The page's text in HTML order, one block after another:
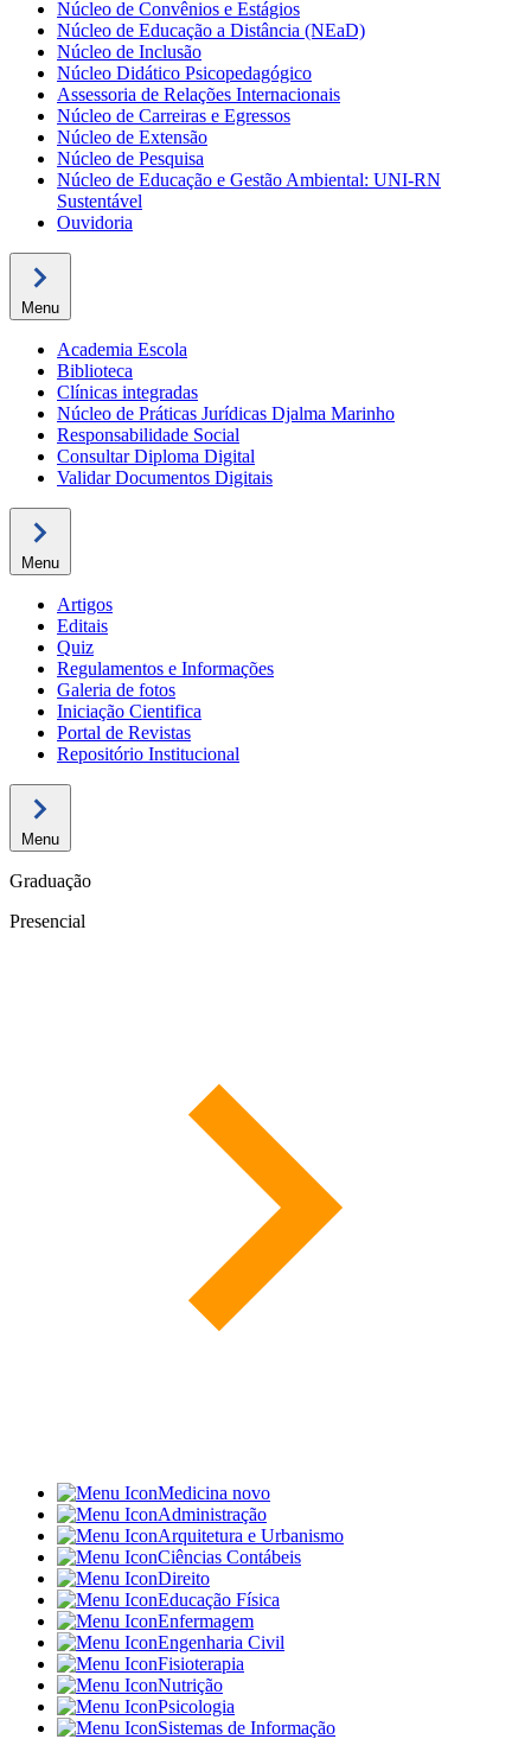
Núcleo de Convênios e Estágios
Núcleo de Educação a Distância (NEaD)
Núcleo de Inclusão
Núcleo Didático Psicopedagógico
Assessoria de Relações Internacionais
Núcleo de Carreiras e Egressos
Núcleo de Extensão
Núcleo de Pesquisa
Núcleo de Educação e Gestão Ambiental: UNI-RN
Sustentável
Ouvidoria
Menu
Academia Escola
Biblioteca
Clínicas integradas
Núcleo de Práticas Jurídicas Djalma Marinho
Responsabilidade Social
Consultar Diploma Digital
Validar Documentos Digitais
Menu
Artigos
Editais
Quiz
Regulamentos e Informações
Galeria de fotos
Iniciação Cientifica
Portal de Revistas
Repositório Institucional
Menu
Graduação
Presencial
Medicina novo
Administração
Arquitetura e Urbanismo
Ciências Contábeis
Direito
Educação Física
Enfermagem
Engenharia Civil
Fisioterapia
Nutrição
Psicologia
Sistemas de Informação